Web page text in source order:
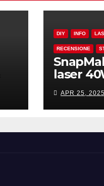
DIY INFO
RECENSIONE
laser
APR 25, 2025